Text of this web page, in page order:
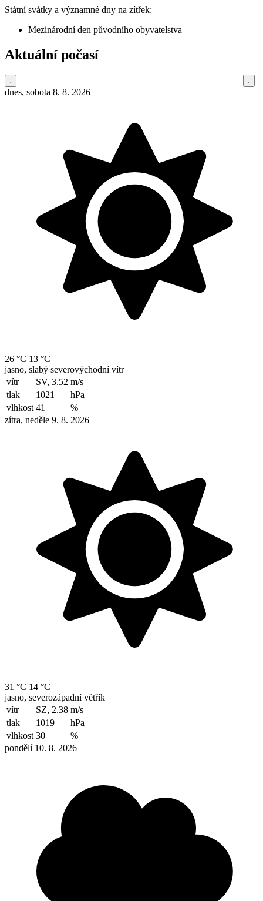
Státní svátky a významné dny na zítřek:
Mezinárodní den původního obyvatelstva
Aktuální počasí
dnes, sobota 8. 8. 2026
26 °C 13 °C
jasno, slabý severovýchodní vítr
vítr
SV, 3.52 m/s
tlak
1021
hPa
vlhkost 41
%
zítra, neděle 9. 8. 2026
31 °C 14 °C
jasno, severozápadní větřík
vítr
SZ, 2.38 m/s
tlak
1019
hPa
vlhkost 30
%
pondělí 10. 8. 2026